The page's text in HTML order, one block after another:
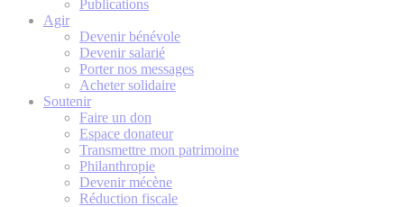
Publications
Agir
Devenir bénévole
Devenir salarié
Porter nos messages
Acheter solidaire
Soutenir
Faire un don
Espace donateur
Transmettre mon patrimoine
Philanthropie
Devenir mécène
Réduction fiscale